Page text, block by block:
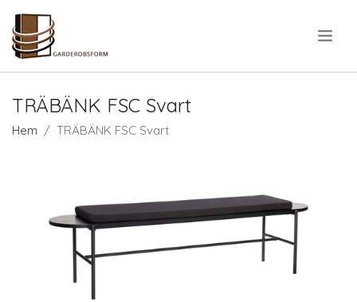
TRÄBÄNK FSC Svart
Hem TRÄBÄNK FSC Svart